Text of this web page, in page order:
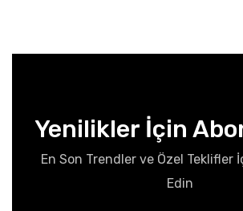
Yenilikler İçin
En Son Trendler ve Özel Teklifler
Edin